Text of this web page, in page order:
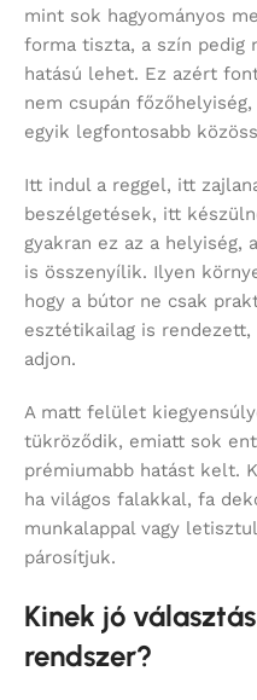
mint sok hagyományos
forma tiszta, a szín pedig
hatású lehet. Ez azért
nem csupán
egyik legfontosabb
Itt indul a reggel, itt
beszélgetések, itt
gyakran ez az a helyiség,
is összenyílik. Ilyen
hogy a bútor ne csak
esztétikailag is
adjon.
A matt felület
tükröződik, emiatt sok
prémiumabb hatást kelt.
ha világos falakkal, fa
munkalappal vagy
párosítjuk.
Kinek jó
rendszer?